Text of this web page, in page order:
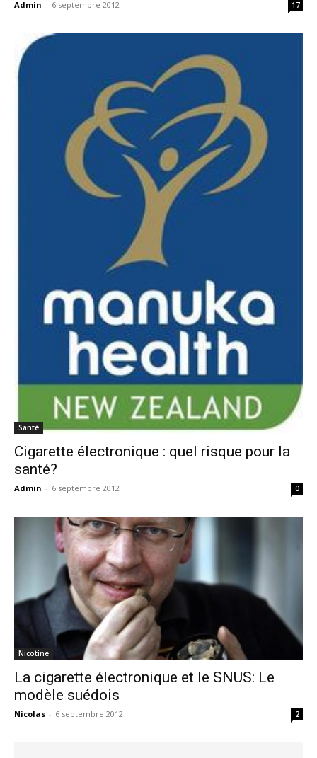
Admin - 6 septembre 2012 17
Santé
Cigarette électronique : quel risque pour la
santé?
Admin - 6 septembre 2012 0
Nicotine
La cigarette électronique et le SNUS: Le
modèle suédois
Nicolas - 6 septembre 2012 2